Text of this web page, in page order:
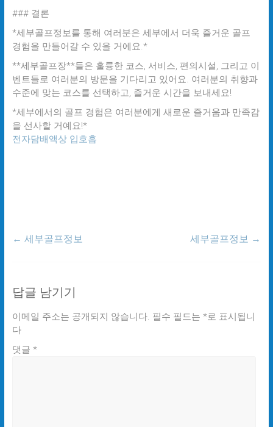
### 결론
*세부골프정보를 통해 여러분은 세부에서 더욱 즐거운 골프
경험을 만들어갈 수 있을 거에요.*
**세부골프장**들은 훌륭한 코스, 서비스, 편의시설, 그리고 이
벤트들로 여러분의 방문을 기다리고 있어요. 여러분의 취향과
수준에 맞는 코스를 선택하고, 즐거운 시간을 보내세요!
*세부에서의 골프 경험은 여러분에게 새로운 즐거움과 만족감
을 선사할 거예요!*
전자담배액상 입호흡
← 세부골프정보 세부골프정보 →
답글 남기기
이메일 주소는 공개되지 않습니다. 필수 필드는 *로 표시됩니
다
댓글 *